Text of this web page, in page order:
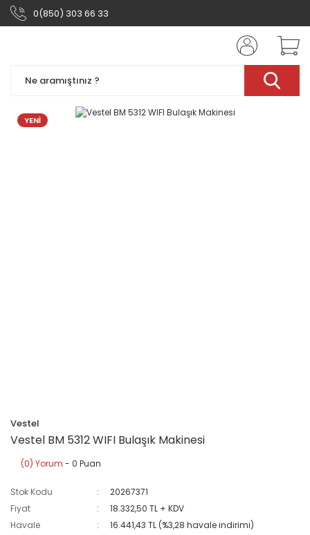
0(850) 303 66 33
YENİ
Vestel
Vestel BM 5312 WIFI Bulaşık Makinesi
(0) Yorum - 0 Puan
Stok Kodu
20267371
Fiyat
18.332,50 TL + KDV
Havale
16.441,43 TL (%3,28 havale indirimi)